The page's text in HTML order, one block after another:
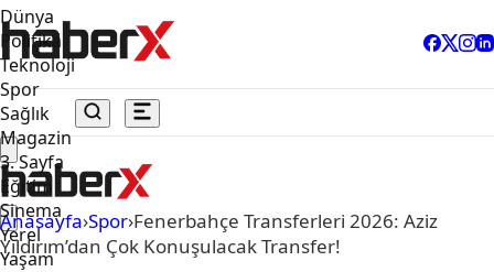
Dünya
Politika
Teknoloji
Spor
Sağlık
Magazin
3. Sayfa
Eğitim
Sinema
Yerel
Yaşam
Anasayfa›Spor›Fenerbahçe Transferleri 2026: Aziz
Yıldırım’dan Çok Konuşulacak Transfer!